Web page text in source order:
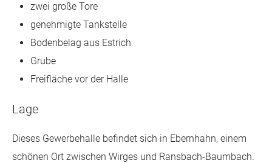
zwei große Tore
genehmigte Tankstelle
Bodenbelag aus Estrich
Grube
Freifläche vor der Halle
Lage
Dieses Gewerbehalle befindet sich in Ebernhahn, einem
schönen Ort zwischen Wirges und Ransbach-Baumbach.